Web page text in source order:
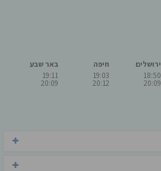
ירושלים
18:50
20:09
חיפה
19:03
20:12
באר שבע
19:11
20:09